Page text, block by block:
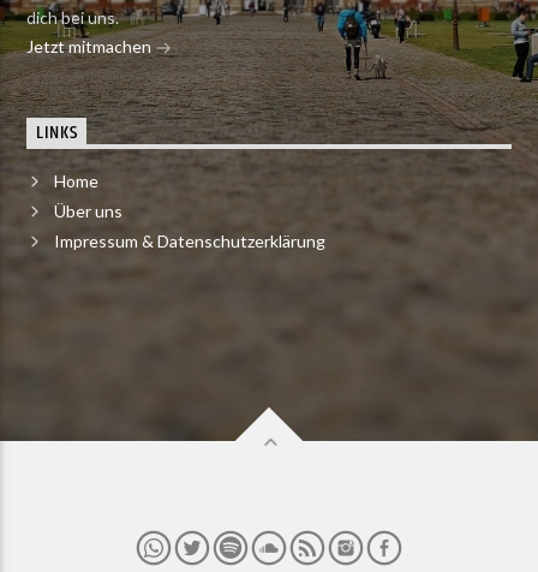
dich bei uns.
Jetzt mitmachen
LINKS
Home
Über uns
Impressum & Datenschutzerklärung